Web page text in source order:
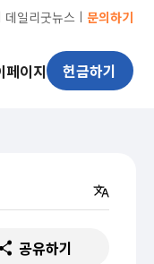
데일리굿뉴스 ㅣ 문의하기
페이지 헌금하기
공유하기